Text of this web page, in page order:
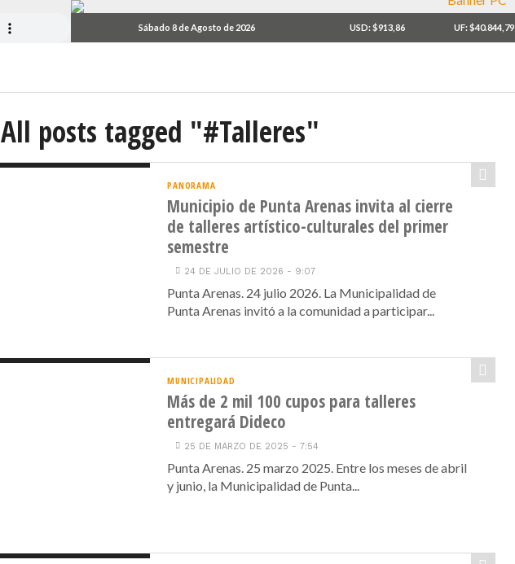
Sábado 8 de Agosto de 2026 USD: $913,86 UF: $40.844,79
All posts tagged "#Talleres"
PANORAMA
Municipio de Punta Arenas invita al cierre
de talleres artístico-culturales del primer
semestre
24 DE JULIO DE 2026 - 9:07
Punta Arenas. 24 julio 2026. La Municipalidad de
Punta Arenas invitó a la comunidad a participar...
MUNICIPALIDAD
Más de 2 mil 100 cupos para talleres
entregará Dideco
25 DE MARZO DE 2025 - 7:54
Punta Arenas. 25 marzo 2025. Entre los meses de abril
y junio, la Municipalidad de Punta...